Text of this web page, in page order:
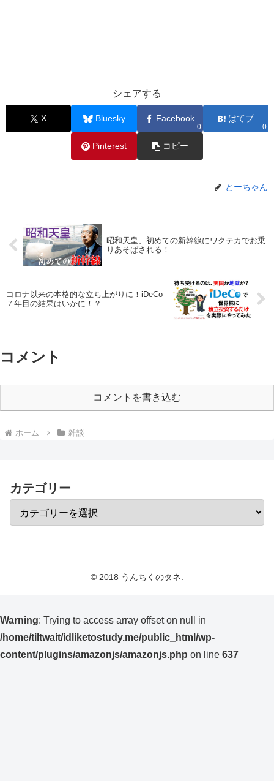
シェアする
X Bluesky Facebook
0
はてブ
0
Pinterest コピー
とーちゃん
昭和天皇、初めての新幹線にワクテカでお乗
りあそばされる！
コロナ以来の本格的な立ち上がりに！iDeCo
７年目の結果はいかに！？
コメント
コメントを書き込む
ホーム 雑談
カテゴリー
© 2018 うんちくのタネ.
Warning: Trying to access array offset on null in
/home/tiltwait/idliketostudy.me/public_html/wp-
content/plugins/amazonjs/amazonjs.php on line 637